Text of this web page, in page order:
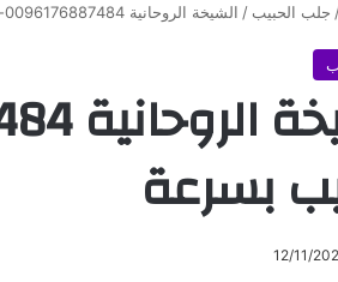
جلب الحبيب / الشيخة الروحانية 0096176887484-جلب الحبيب بسرعة
بسرعة
12/11/